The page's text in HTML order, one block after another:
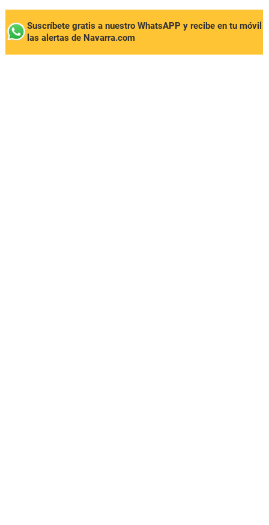
Suscríbete gratis a nuestro WhatsAPP y recibe en tu móvil
las alertas de Navarra.com